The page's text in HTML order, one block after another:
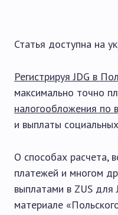
Статья доступна на
Регистрируя JDG в
максимально точно
налогообложения по
и выплаты
О способах расчета,
платежей и многом
выплатами в ZUS для
материале